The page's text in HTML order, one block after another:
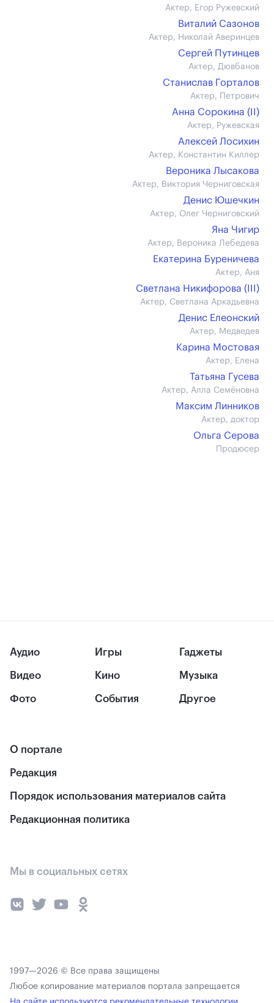
Актер, Егор Ружевский
Виталий Сазонов
Актер, Николай Аверинцев
Сергей Путинцев
Актер, Дювбанов
Станислав Горталов
Актер, Петрович
Анна Сорокина (II)
Актер, Ружевская
Алексей Лосихин
Актер, Константин Киллер
Вероника Лысакова
Актер, Виктория Черниговская
Денис Юшечкин
Актер, Олег Черниговский
Яна Чигир
Актер, Вероника Лебедева
Екатерина Буреничева
Актер, Аня
Светлана Никифорова (III)
Актер, Светлана Аркадьевна
Денис Елеонский
Актер, Медведев
Карина Мостовая
Актер, Елена
Татьяна Гусева
Актер, Алла Семёновна
Максим Линников
Актер, доктор
Ольга Серова
Продюсер
Аудио
Видео
Фото
Игры
Кино
События
Гаджеты
Музыка
Другое
О портале
Редакция
Порядок использования материалов сайта
Редакционная политика
Мы в социальных сетях
1997—2026 © Все права защищены
Любое копирование материалов портала запрещается